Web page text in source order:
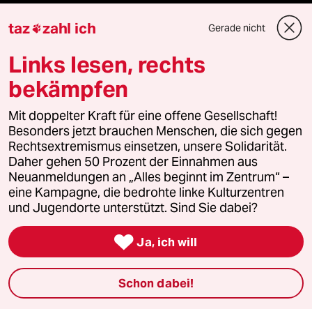
klima update°
Mauerecho
Freie Rede
reingehen
Newsletter
team zukunft
taz zahl ich Gerade nicht
Links lesen, rechts
bekämpfen
Mit doppelter Kraft für eine offene Gesellschaft!
Besonders jetzt brauchen Menschen, die sich gegen
Rechtsextremismus einsetzen, unsere Solidarität.
Daher gehen 50 Prozent der Einnahmen aus
Neuanmeldungen an „Alles beginnt im Zentrum“ –
eine Kampagne, die bedrohte linke Kulturzentren
und Jugendorte unterstützt. Sind Sie dabei?
 Ja, ich will
Schon dabei!